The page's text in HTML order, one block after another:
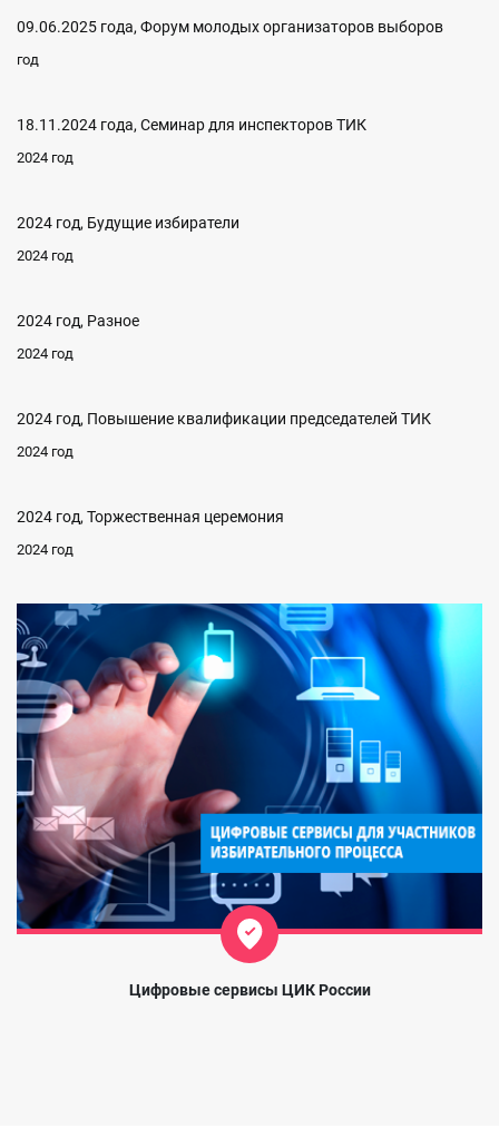
09.06.2025 года, Форум молодых организаторов выборов
год
18.11.2024 года, Семинар для инспекторов ТИК
2024 год
2024 год, Будущие избиратели
2024 год
2024 год, Разное
2024 год
2024 год, Повышение квалификации председателей ТИК
2024 год
2024 год, Торжественная церемония
2024 год
Цифровые сервисы ЦИК России